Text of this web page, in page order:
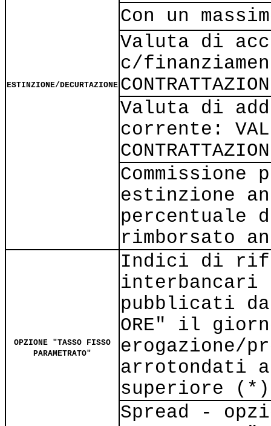
ESTINZIONE/DECURTAZIONE
Con un
Valuta di
c/
Valuta di
corrente:
Commissione
estinzione
percentuale
rimborsato
OPZIONE "TASSO FISSO
PARAMETRATO"
Indici di
interbancari
pubblicati da
ORE" il
erogazione/
arrotondati
superiore (*)
Spread -